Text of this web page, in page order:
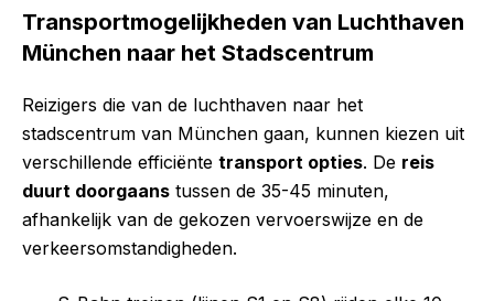
Transportmogelijkheden van Luchthaven
München naar het Stadscentrum
Reizigers die van de luchthaven naar het
stadscentrum van München gaan, kunnen kiezen uit
verschillende efficiënte transport opties. De reis
duurt doorgaans tussen de 35-45 minuten,
afhankelijk van de gekozen vervoerswijze en de
verkeersomstandigheden.